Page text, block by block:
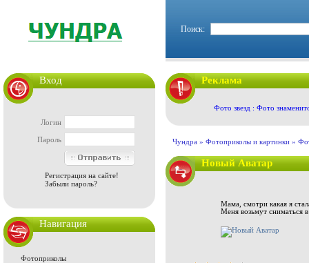
Поиск:
Вход
Логин
Пароль
Регистрация на сайте!
Забыли пароль?
Навигация
Фотоприколы
Реклама
Фото звезд : Фото
Чундра » Фотоприколы и картинки »
Новый Аватар
Мама, смотри какая я
Меня возьмут сниматься